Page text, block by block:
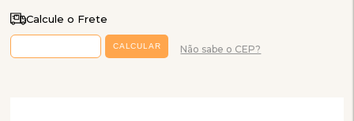
Calcule o Frete
Não sabe o CEP?